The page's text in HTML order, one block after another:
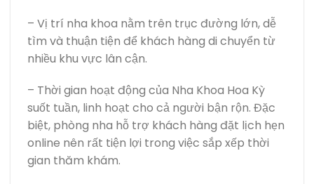
– Vị trí nha khoa nằm trên trục đường lớn, dễ
tìm và thuận tiện để khách hàng di chuyển từ
nhiều khu vực lân cận.
– Thời gian hoạt động của Nha Khoa Hoa Kỳ
suốt tuần, linh hoạt cho cả người bận rộn. Đặc
biệt, phòng nha hỗ trợ khách hàng đặt lịch hẹn
online nên rất tiện lợi trong việc sắp xếp thời
gian thăm khám.